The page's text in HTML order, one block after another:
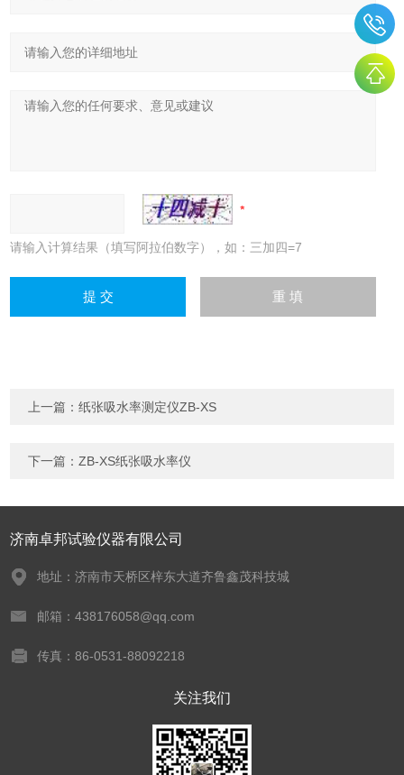
请输入计算结果（填写阿拉伯数字），如：三加四=7
上一篇：纸张吸水率测定仪ZB-XS
下一篇：ZB-XS纸张吸水率仪
济南卓邦试验仪器有限公司
地址：济南市天桥区梓东大道齐鲁鑫茂科技城
邮箱：438176058@qq.com
传真：86-0531-88092218
关注我们